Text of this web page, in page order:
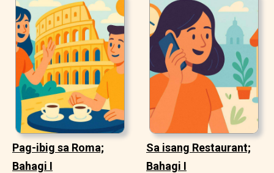
Pag-ibig sa Roma;
Bahagi I
Sa isang Restaurant;
Bahagi I